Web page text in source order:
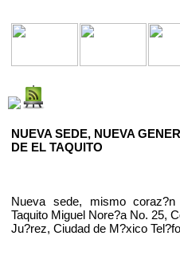
NUEVA SEDE, NUEVA
DE EL TAQUITO
Nueva sede, mismo
Taquito Miguel Nore?a No. 25,
Ju?rez, Ciudad de M?xico